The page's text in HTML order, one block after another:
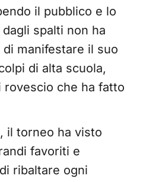
il pubblico e lo
dagli spalti non ha
manifestare il suo
di alta scuola,
rovescio che ha fatto
il torneo ha visto
favoriti e
ribaltare ogni